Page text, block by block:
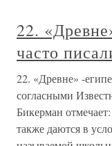
22.
часто
22. «Древне» -
согласными
Бикерман
также даются в